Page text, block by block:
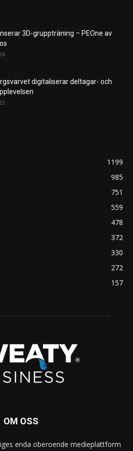
3D-gruppträning – PEOne av
digitaliserar deltagar- och
1199
985
751
559
478
372
330
272
157
OM OSS
enda oberoende medieplattform